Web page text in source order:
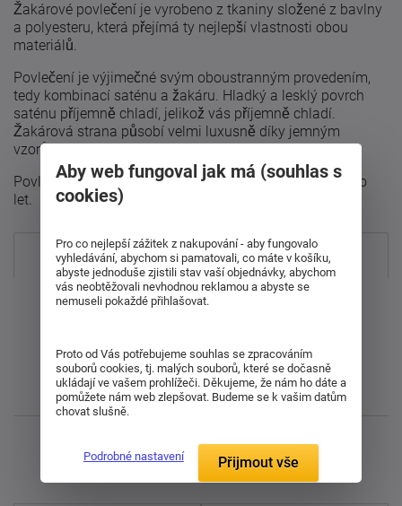
Žakárové povlečení je vyrobeno z tkaniny složené z bavlny
a polyesteru, která přejímá ty nejlepší vlastnosti obou
materiálů.
Povlečení je výjimečné svým oboustranným provedením,
tedy kombinací saténu a žakáru. Hladký a lesklý povrch
saténu příjemně chladí, jelikož vás příjemně chladí.
Žakárová strana působí velmi luxusně díky jemným
vzorům, které vznikají již při tkaní.
Povlečení nevybledává a drží si svou pevnost po mnoho
let.
Nejprodávanější
Od nejdražšího
Od nejlevnějšího
Nejnovější
Zobrazuji 1 - 7 z 7
Aby web fungoval jak má (souhlas s
cookies)
Pro co nejlepší zážitek z nakupování - aby fungovalo
vyhledávání, abychom si pamatovali, co máte v košíku,
abyste jednoduše zjistili stav vaší objednávky, abychom
vás neobtěžovali nevhodnou reklamou a abyste se
nemuseli pokaždé přihlašovat.
Proto od Vás potřebujeme souhlas se zpracováním
souborů cookies, tj. malých souborů, které se dočasně
ukládají ve vašem prohlížeči. Děkujeme, že nám ho dáte a
pomůžete nám web zlepšovat. Budeme se k vašim datům
chovat slušně.
Podrobné nastavení Přijmout vše